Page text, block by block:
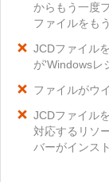
からもう一度
ファイルをも
JCDファイル
が'Windowsレ
ファイルがウ
JCDファイル
対応するリソ
バーがインス